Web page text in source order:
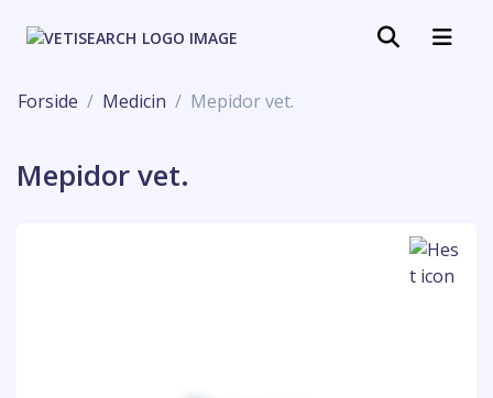
Forside Medicin Mepidor vet.
Mepidor vet.